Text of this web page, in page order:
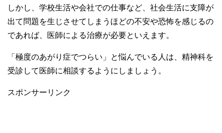
しかし、学校生活や会社での仕事など、社会生活に支障が
出て問題を生じさせてしまうほどの不安や恐怖を感じるの
であれば、医師による治療が必要といえます。
「極度のあがり症でつらい」と悩んでいる人は、精神科を
受診して医師に相談するようにしましょう。
スポンサーリンク